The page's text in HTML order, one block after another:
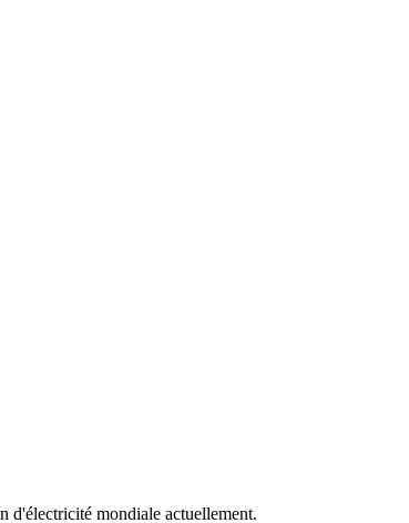
d'électricité mondiale actuellement.